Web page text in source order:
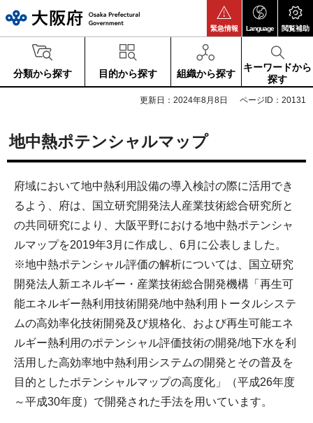
緊急情報 Language 閲覧補助
分類から探す 目的から探す 組織から探す
キーワードから
探す
更新日：2024年8月8日 ページID：20131
地中熱ポテンシャルマップ
府域において地中熱利用設備の導入検討の際に活用でき
るよう、府は、国立研究開発法人産業技術総合研究所と
の共同研究により、大阪平野における地中熱ポテンシャ
ルマップを2019年3月に作成し、6月に公表しました。
※地中熱ポテンシャル評価の解析については、国立研究
開発法人新エネルギー・産業技術総合開発機構「再生可
能エネルギー熱利用技術開発/地中熱利用トータルシステ
ムの高効率化技術開発及び規格化、および再生可能エネ
ルギー熱利用のポテンシャル評価技術の開発/地下水を利
活用した高効率地中熱利用システムの開発とその普及を
目的としたポテンシャルマップの高度化」（平成26年度
～平成30年度）で開発された手法を用いています。